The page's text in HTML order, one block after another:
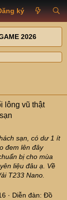
ký
2026
lông vũ thật
sạn, có dư 1 ít
đem lên đây
bị cho mùa
liệu đâu ạ. Về
T233 Nano.
Diễn đàn: Đồ